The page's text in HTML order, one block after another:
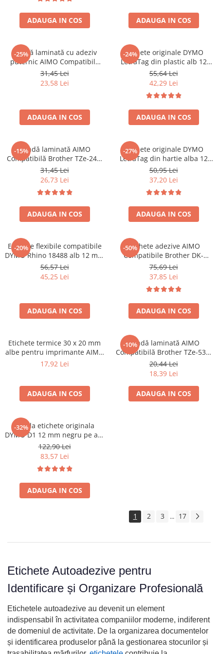
documente
ADAUGA IN COS
mediilor corozive si
infrastructurii critice 32500
ADAUGA IN COS
-25%
Bandă laminată cu adeziv
puternic AIMO Compatibilă
Brother TZe-S621, 9 mm text
negru pe galben, pentru
suprafețe plane, identificare
31,45 Lei
23,58 Lei
ADAUGA IN COS
-24%
Etichete originale DYMO
LetraTag din plastic alb 12
mm pentru organizare acasa,
birou si scoala S0721660
55,64 Lei
42,29 Lei
ADAUGA IN COS
-15%
Bandă laminată AIMO
Compatibilă Brother TZe-241,
18 mm text negru pe alb,
pentru etichetare industrială,
identificare echipamente și
depozitare
31,45 Lei
26,73 Lei
ADAUGA IN COS
-27%
Etichete originale DYMO
LetraTag din hartie alba 12
mm pentru borcane,
recipiente si organizare acasa
S0721510
50,95 Lei
37,20 Lei
ADAUGA IN COS
-20%
Etichete flexibile compatibile
DYMO Rhino 18488 alb 12 mm
pentru identificarea cablurilor
și fibrei optice prin înfășurare
56,57 Lei
45,25 Lei
ADAUGA IN COS
-50%
Etichete adezive AIMO
Compatibile Brother DK-
11241, 102 x 152 mm, pentru
AWB, curierat și etichete
transport
75,69 Lei
37,85 Lei
ADAUGA IN COS
Etichete termice 30 x 20 mm
albe pentru imprimante AIMO
și Phomemo M110 M200
17,92 Lei
ADAUGA IN COS
-10%
Bandă laminată AIMO
Compatibilă Brother TZe-531,
12 mm text negru pe albastru,
pentru organizare
documente, identificare
bunuri și etichetare
profesională
20,44 Lei
18,39 Lei
ADAUGA IN COS
-32%
Banda etichete originala
DYMO D1 12 mm negru pe alb
pentru documente,
bibliorafturi, rafturi si
organizare generala S0720530
122,90 Lei
83,57 Lei
ADAUGA IN COS
1 2 3 ... 17
Etichete Autoadezive pentru
Identificare și Organizare Profesională
Etichetele autoadezive au devenit un element
indispensabil în activitatea companiilor moderne, indiferent
de domeniul de activitate. De la organizarea documentelor
și identificarea produselor până la gestionarea stocurilor și